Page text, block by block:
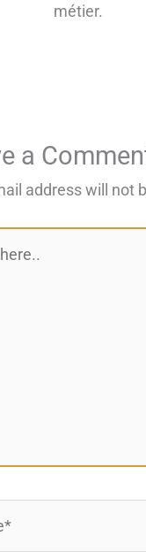
métier.
a
address will not